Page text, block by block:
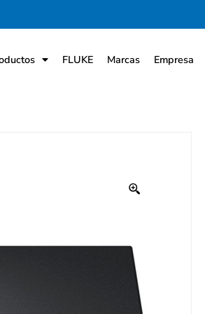
FLUKE Marcas Empresa